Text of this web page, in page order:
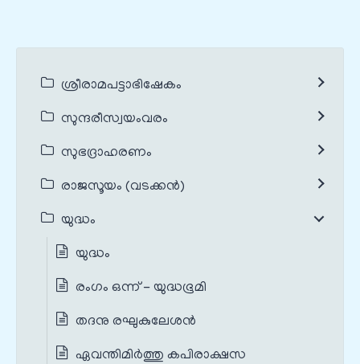
ശ്രീരാമപട്ടാഭിഷേകം
സുന്ദരീസ്വയംവരം
സുഭദ്രാഹരണം
രാജസൂയം (വടക്കൻ)
യുദ്ധം
യുദ്ധം
രംഗം ഒന്ന് - യുദ്ധഭൂമി
തദനു രഘുകുലേശന്‍
ഏവന്തിമിര്‍ത്തു കപിരാക്ഷസ